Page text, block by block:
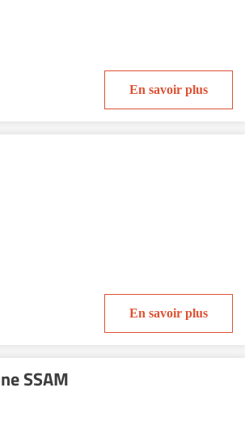
En savoir plus
En savoir plus
SSAM